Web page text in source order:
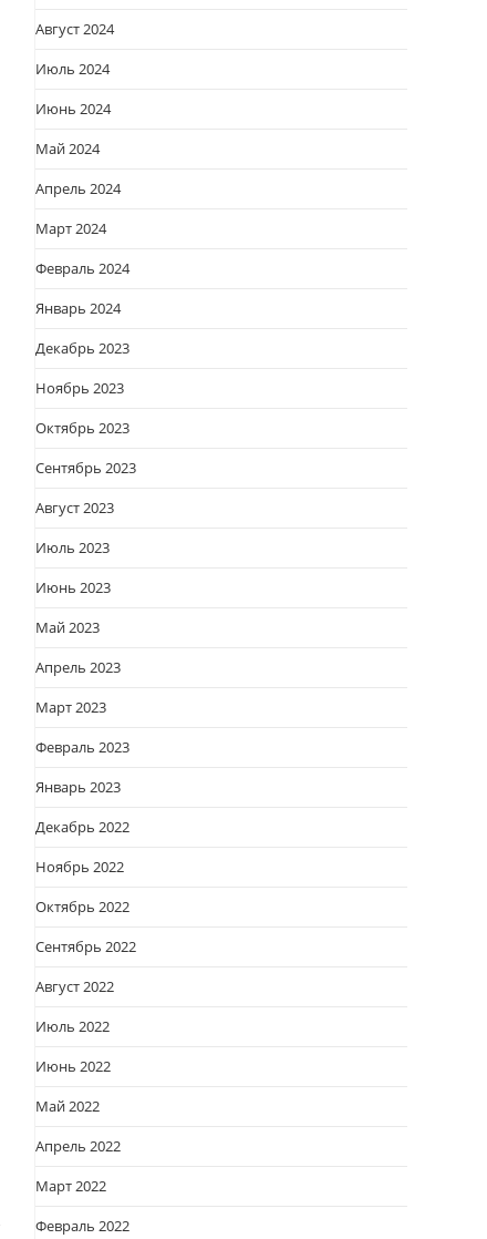
Август 2024
Июль 2024
Июнь 2024
Май 2024
Апрель 2024
Март 2024
Февраль 2024
Январь 2024
Декабрь 2023
Ноябрь 2023
Октябрь 2023
Сентябрь 2023
Август 2023
Июль 2023
Июнь 2023
Май 2023
Апрель 2023
Март 2023
Февраль 2023
Январь 2023
Декабрь 2022
Ноябрь 2022
Октябрь 2022
Сентябрь 2022
Август 2022
Июль 2022
Июнь 2022
Май 2022
Апрель 2022
Март 2022
Февраль 2022